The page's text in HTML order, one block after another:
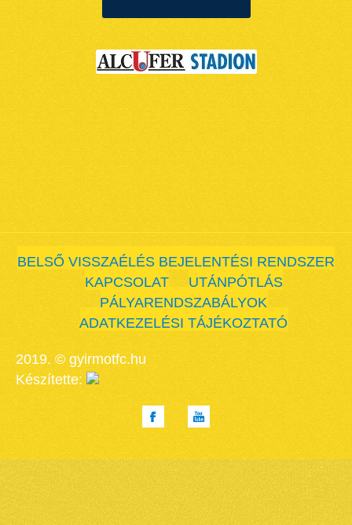
BELSŐ VISSZAÉLÉS BEJELENTÉSI RENDSZER
KAPCSOLAT
UTÁNPÓTLÁS
PÁLYARENDSZABÁLYOK
ADATKEZELÉSI TÁJÉKOZTATÓ
2019. © gyirmotfc.hu
Készítette: